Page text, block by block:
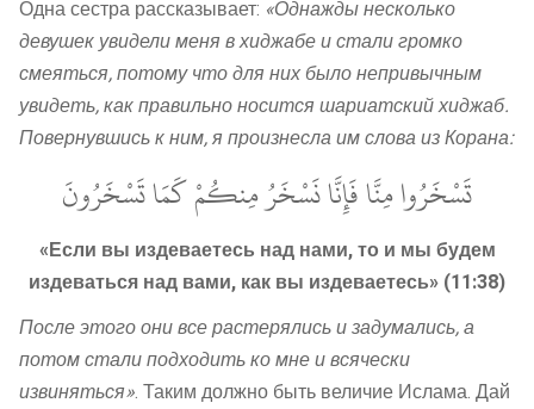
Одна сестра рассказывает: «Однажды несколько
девушек увидели меня в хиджабе и стали громко
смеяться, потому что для них было непривычным
увидеть, как правильно носится шариатский хиджаб.
Повернувшись к ним, я произнесла им слова из Корана:
تَسْخَرُوا مِنَّا فَإِنَّا نَسْخَرُ مِنكُمْ كَمَا تَسْخَرُونَ
«Если вы издеваетесь над нами, то и мы будем
издеваться над вами, как вы издеваетесь» (11:38)
После этого они все растерялись и задумались, а
потом стали подходить ко мне и всячески
извиняться». Таким должно быть величие Ислама. Дай